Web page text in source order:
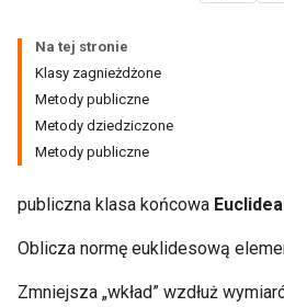
Na tej stronie
Klasy zagnieżdżone
Metody publiczne
Metody dziedziczone
Metody publiczne
publiczna klasa końcowa
Oblicza normę euklidesową
Zmniejsza „wkład” wzdłuż